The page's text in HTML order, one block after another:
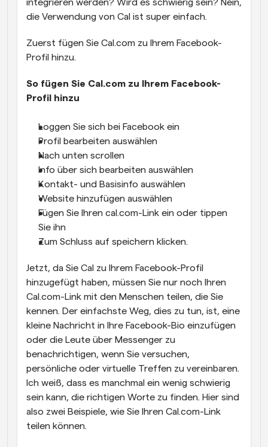
integrieren werden? Wird es schwierig sein? Nein,
die Verwendung von Cal ist super einfach.
Zuerst fügen Sie Cal.com zu Ihrem Facebook-
Profil hinzu.
So fügen Sie Cal.com zu Ihrem Facebook-
Profil hinzu
Loggen Sie sich bei Facebook ein
Profil bearbeiten auswählen
Nach unten scrollen
Info über sich bearbeiten auswählen
Kontakt- und Basisinfo auswählen
Website hinzufügen auswählen
Fügen Sie Ihren cal.com-Link ein oder tippen
Sie ihn
Zum Schluss auf speichern klicken.
Jetzt, da Sie Cal zu Ihrem Facebook-Profil
hinzugefügt haben, müssen Sie nur noch Ihren
Cal.com-Link mit den Menschen teilen, die Sie
kennen. Der einfachste Weg, dies zu tun, ist, eine
kleine Nachricht in Ihre Facebook-Bio einzufügen
oder die Leute über Messenger zu
benachrichtigen, wenn Sie versuchen,
persönliche oder virtuelle Treffen zu vereinbaren.
Ich weiß, dass es manchmal ein wenig schwierig
sein kann, die richtigen Worte zu finden. Hier sind
also zwei Beispiele, wie Sie Ihren Cal.com-Link
teilen können.